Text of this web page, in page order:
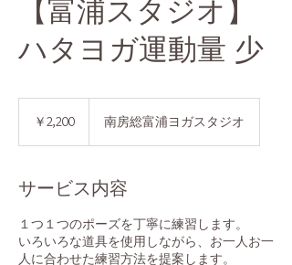
【富浦スタジオ】
ハタヨガ運動量 少
￥2,200 南房総富浦ヨガスタジオ
サービス内容
１つ１つのポーズを丁寧に練習します。
いろいろな道具を使用しながら、お一人お一
人に合わせた練習方法を提案します。